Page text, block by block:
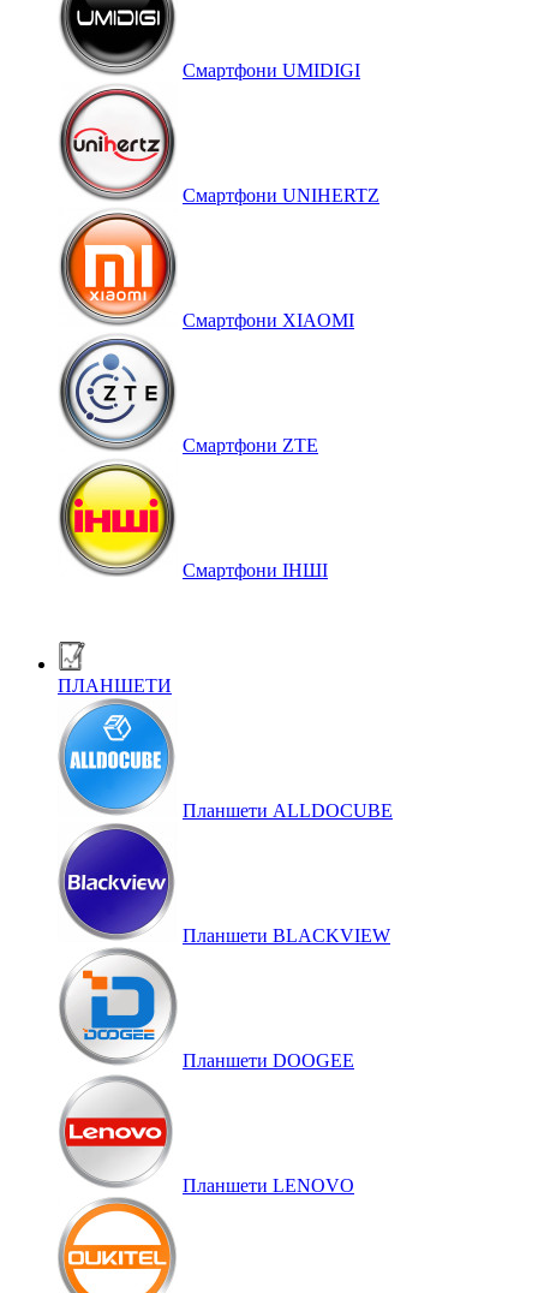
Смартфони UMIDIGI
Смартфони UNIHERTZ
Смартфони XIAOMI
Смартфони ZTE
Смартфони ІНШІ
ПЛАНШЕТИ
Планшети ALLDOCUBE
Планшети BLACKVIEW
Планшети DOOGEE
Планшети LENOVO